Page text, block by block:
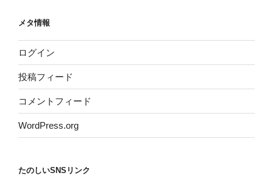
メタ情報
ログイン
投稿フィード
コメントフィード
WordPress.org
たのしいSNSリンク